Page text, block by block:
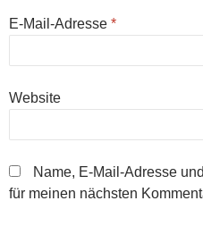
E-Mail-Adresse *
Website
Name, E-Mail-Adresse
für meinen nächsten